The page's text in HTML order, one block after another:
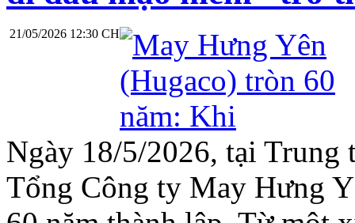
21/05/2026 12:30 CH
Ngày 18/5/2026, tại
Tổng Công ty May Hưng